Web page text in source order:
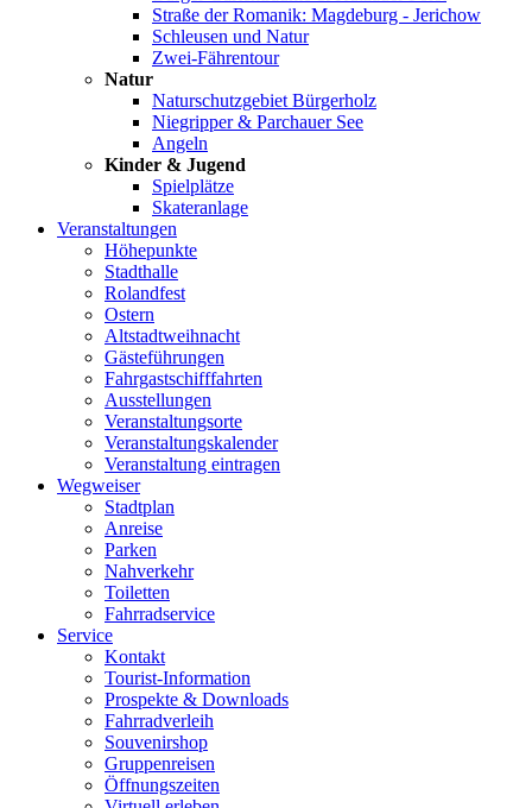
Straße der Romanik: Magdeburg - Jerichow
Schleusen und Natur
Zwei-Fährentour
Natur
Naturschutzgebiet Bürgerholz
Niegripper & Parchauer See
Angeln
Kinder & Jugend
Spielplätze
Skateranlage
Veranstaltungen
Höhepunkte
Stadthalle
Rolandfest
Ostern
Altstadtweihnacht
Gästeführungen
Fahrgastschifffahrten
Ausstellungen
Veranstaltungsorte
Veranstaltungskalender
Veranstaltung eintragen
Wegweiser
Stadtplan
Anreise
Parken
Nahverkehr
Toiletten
Fahrradservice
Service
Kontakt
Tourist-Information
Prospekte & Downloads
Fahrradverleih
Souvenirshop
Gruppenreisen
Öffnungszeiten